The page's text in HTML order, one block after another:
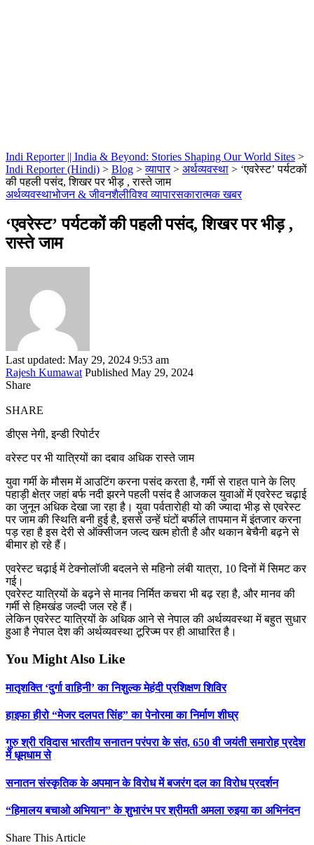
Indi Reporter || India & Beyond: Stories Shaping Our World Sites >
Indi Reporter (Hindi) > Blog >व्यापार> अर्थव्यवस्था > ‘एवरेस्ट’ पर्यटकों
की पहली पसंद, शिखर पर भीड़ , रास्ते जाम
अर्थव्यवस्थाभोजन & जीवनशैलीविश्व व्यापारसकारात्मक खबर
‘एवरेस्ट’ पर्यटकों की पहली पसंद, शिखर पर भीड़ ,
रास्ते जाम
Last updated: May 29, 2024 9:53 am
Rajesh Kumawat Published May 29, 2024
Share
SHARE
डीएस नेगी, इन्डी रिपोर्टर
वरेस्ट पर भी यात्रियों का दबाव अधिक रास्ते जाम
युवा गर्मी के मौसम में आउटिंग करना पसंद करता है, गर्मी से राहत पाने के लिए
पहाड़ी क्षेत्र जहां बर्फ नदी झरने पहली पसंद है‌ आजकल युवाओं में एवरेस्ट चढ़ाई
का जुनून अधिक देखा जा रहा है‌। युवा पर्वतारोही यो की ज्यादा भीड़ से एवरेस्ट
पर जाम की स्थिति बनी हुई है, इससे उन्हें घंटों बर्फीले तापमान में इंतजार करना
पड़ रहा है इस देरी से ऑक्सीजन जल्द खत्म होती है और थकान बेचैनी बढ़ने से
बीमार हो रहे हैं।
एवरेस्ट चढ़ाई में टेक्नोलॉजी बदलने से महिनो लंबी यात्रा, 10 दिनों में सिमट कर
गई।
एवरेस्ट यात्रियों के बढ़ने से मानव निर्मित कचरा भी बढ़ रहा है, और मानव की
गर्मी से हिमखंड जल्दी जल रहे हैं।
लेकिन एवरेस्ट यात्रियों के अधिक आने से नेपाल की अर्थव्यवस्था में बहुत सुधार
हुआ है नेपाल देश की अर्थव्यवस्था टूरिज्म पर ही आधारित है।
You Might Also Like
मातृशक्ति ‘दुर्गा वाहिनी’ का निशुल्क मेहंदी प्रशिक्षण शिविर
हाइफा हीरो “मेजर दलपत सिंह” का पेनोरमा का निर्माण शीघ्र
गुरु श्री रविदास भारतीय सनातन परंपरा के संत, 650 वी जयंती समारोह प्रदेश
में धूमधाम से
सनातन संस्कृतिक के अपमान के विरोध में बजरंग दल का विरोध प्रदर्शन
“हिमालय बचाओ अभियान” के शुभारंभ पर श्रीमती अमला रुइया का अभिनंदन
Share This Article